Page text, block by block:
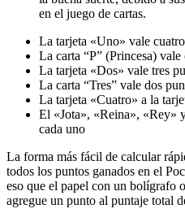
en el juego de cartas.
La tarjeta «Uno» vale
La carta “P” (Princesa)
La tarjeta «Dos» vale tres
La carta “Tres” vale dos
La tarjeta «Cuatro» a la
El «Jota», «Reina», «Rey»
cada uno
La forma más fácil de calcular
todos los puntos ganados en el
eso que el papel con un bolígrafo
agregue un punto al puntaje total